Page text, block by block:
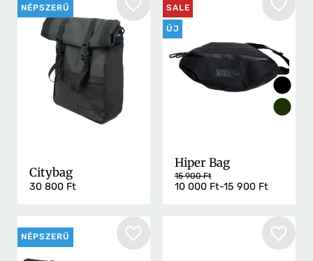
Citybag
30 800 Ft
NÉPSZERŰ
Hiper Bag
15 900 Ft
10 000 Ft-15 900 Ft
SALE
ÚJ
NÉPSZERŰ